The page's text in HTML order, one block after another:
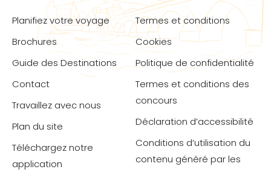
Planifiez votre voyage
Brochures
Guide des Destinations
Contact
Travaillez avec nous
Plan du site
Téléchargez notre
application
Termes et conditions
Cookies
Politique de confidentialité
Termes et conditions des
concours
Déclaration d’accessibilité
Conditions d’utilisation du
contenu généré par les